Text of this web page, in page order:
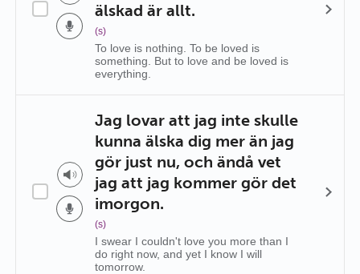
älskad är allt.
(s)
To love is nothing. To be loved is
something. But to love and be loved is
everything.
Jag lovar att jag inte skulle
kunna älska dig mer än jag
gör just nu, och ändå vet
jag att jag kommer gör det
imorgon.
(s)
I swear I couldn't love you more than I
do right now, and yet I know I will
tomorrow.